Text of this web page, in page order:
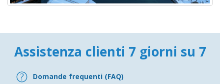
Assistenza clienti 7 giorni su 7
Domande frequenti (FAQ)